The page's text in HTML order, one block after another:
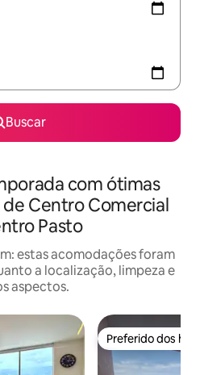
Buscar
com ótimas
Centro Comercial
Pasto
estas acomodações foram
a localização, limpeza e
aspectos.
Preferido dos
Preferido dos